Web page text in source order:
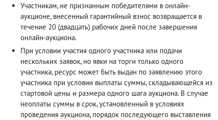
Участникам, не признанным победителями в онлайн-
аукционе, внесенный гарантийный взнос возвращается в
течение 20 (двадцать) рабочих дней после завершения
онлайн-аукциона.
При условии участия одного участника или подачи
нескольких заявок, но явки на торги только одного
участника, ресурс может быть выдан по заявлению этого
участника при условии выплаты суммы, складывающейся из
стартовой цены и размера одного шага аукциона. В случае
неоплаты суммы в срок, установленный в условиях
проведения аукциона, порядок последующего выставления